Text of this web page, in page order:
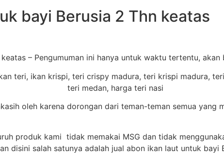
bayi Berusia 2 Thn keatas
– Pengumuman ini hanya untuk waktu tertentu,
oleh karena dorongan dari teman-teman semua yang
produk kami tidak memakai MSG dan tidak
disini salah satunya adalah jual abon ikan laut untuk bayi